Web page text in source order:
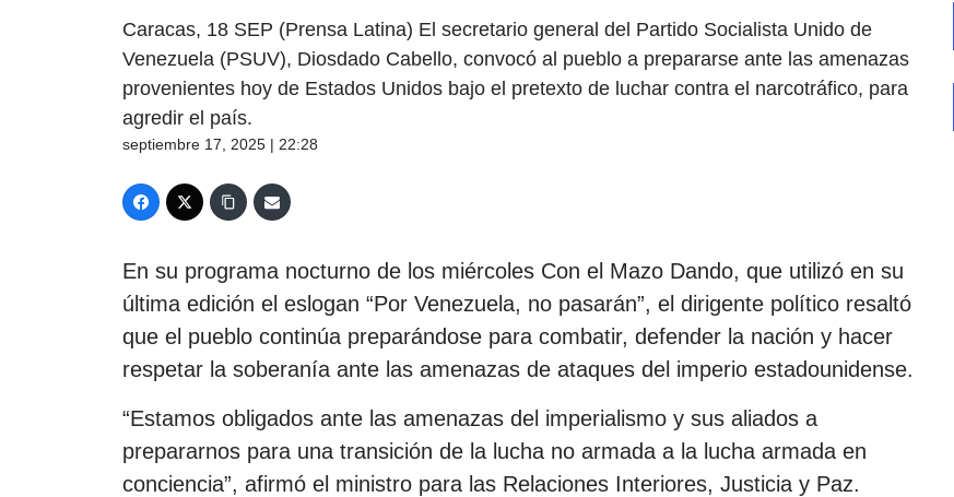
Caracas, 18 SEP (Prensa Latina) El secretario general del Partido Socialista Unido de
Venezuela (PSUV), Diosdado Cabello, convocó al pueblo a prepararse ante las amenazas
provenientes hoy de Estados Unidos bajo el pretexto de luchar contra el narcotráfico, para
agredir el país.
septiembre 17, 2025 | 22:28
En su programa nocturno de los miércoles Con el Mazo Dando, que utilizó en su
última edición el eslogan “Por Venezuela, no pasarán”, el dirigente político resaltó
que el pueblo continúa preparándose para combatir, defender la nación y hacer
respetar la soberanía ante las amenazas de ataques del imperio estadounidense.
“Estamos obligados ante las amenazas del imperialismo y sus aliados a
prepararnos para una transición de la lucha no armada a la lucha armada en
conciencia”, afirmó el ministro para las Relaciones Interiores, Justicia y Paz.